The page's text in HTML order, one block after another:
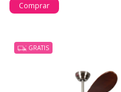
Comprar
GRATIS